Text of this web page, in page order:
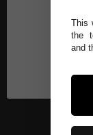
This
the
and